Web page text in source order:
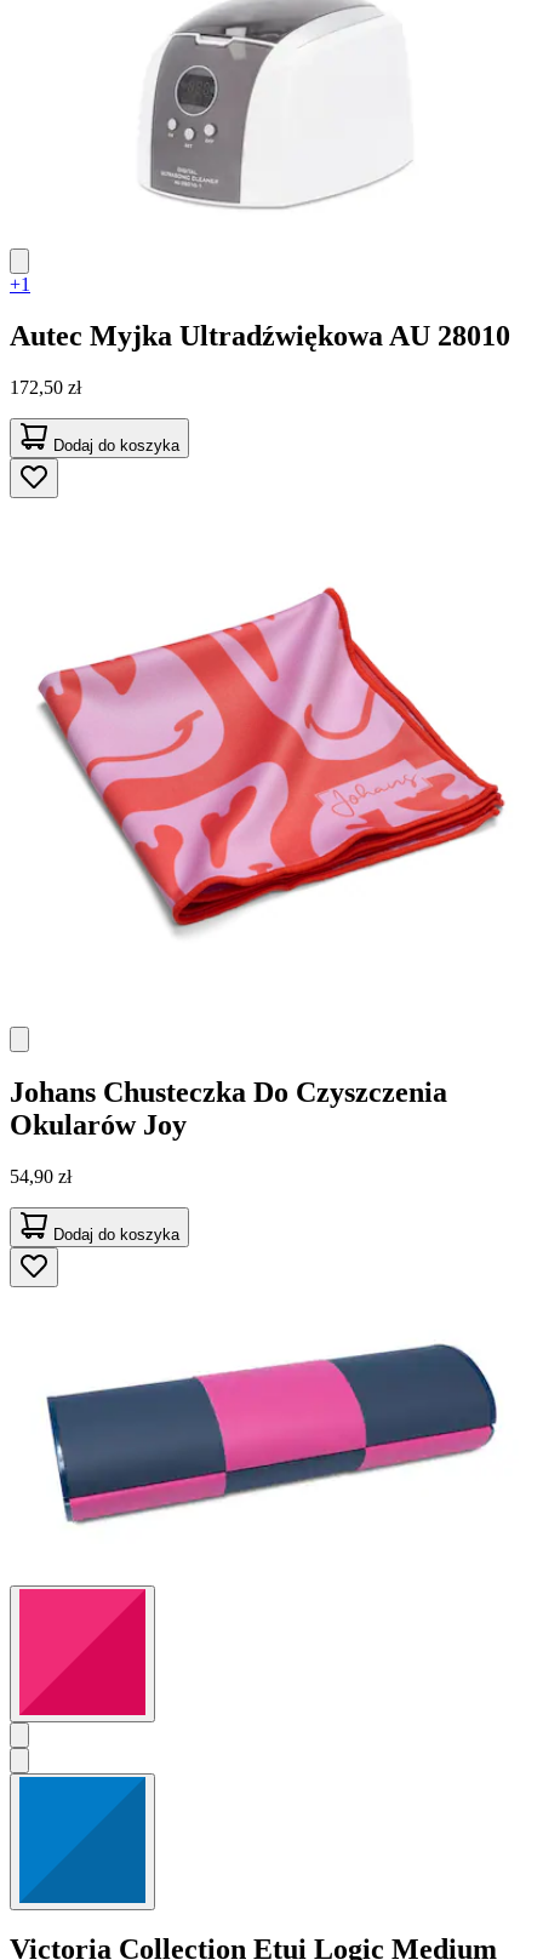
+1
Autec Myjka Ultradźwiękowa AU 28010
172,50 zł
Dodaj do koszyka
Johans Chusteczka Do Czyszczenia
Okularów Joy
54,90 zł
Dodaj do koszyka
Victoria Collection Etui Logic Medium